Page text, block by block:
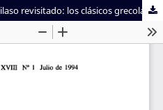
El renacentismo del Inca Garcilaso revisitado: los clásicos grecolatinos en su biblioteca y en su obra